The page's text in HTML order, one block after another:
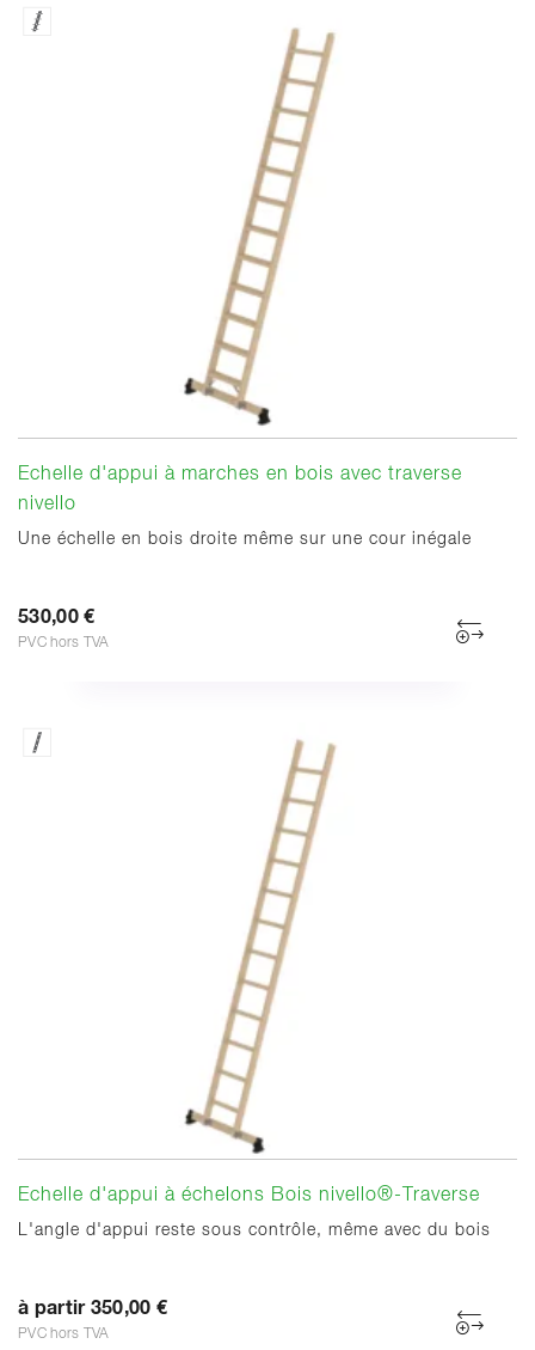
Echelle d'appui à marches en bois avec traverse
nivello
Une échelle en bois droite même sur une cour inégale
530,00 €
PVC hors TVA
Echelle d'appui à échelons Bois nivello®-Traverse
L'angle d'appui reste sous contrôle, même avec du bois
à partir 350,00 €
PVC hors TVA